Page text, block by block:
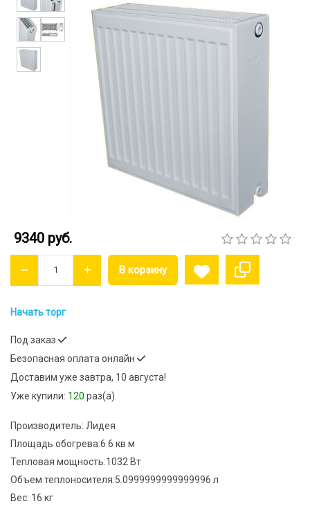
9340 руб.
Начать торг
Под заказ
Безопасная оплата онлайн
Доставим уже завтра, 10 августа!
Уже купили: 120 раз(a).
Производитель: Лидея
Площадь обогрева:6.6 кв.м
Тепловая мощность:1032 Вт
Объем теплоносителя:5.0999999999999996 л
Вес: 16 кг